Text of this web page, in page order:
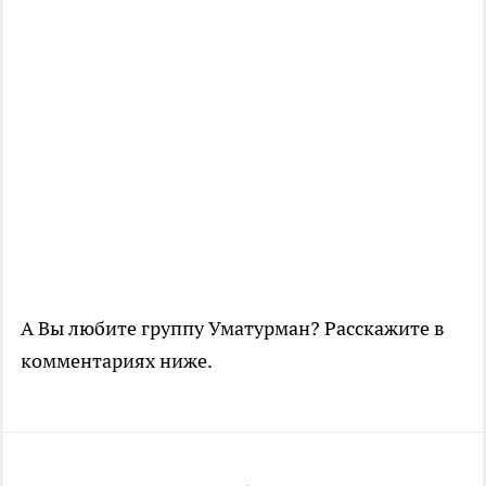
А Вы любите группу Уматурман? Расскажите в
комментариях ниже.